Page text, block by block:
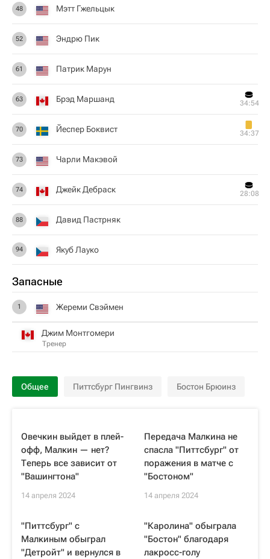
48 Мэтт Гжельцык
52 Эндрю Пик
61 Патрик Марун
63 Брэд Маршанд 34:54
70 Йеспер Боквист 34:37
73 Чарли Макэвой
74 Джейк Дебраск 28:08
88 Давид Пастрняк
94 Якуб Лауко
Запасные
1 Жереми Свэймен
Джим Монтгомери
Тренер
Общее Питтсбург Пингвинз Бостон Брюинз
Овечкин выйдет в плей-
офф, Малкин — нет?
Теперь все зависит от
"Вашингтона"
14 апреля 2024
Передача Малкина не
спасла "Питтсбург" от
поражения в матче с
"Бостоном"
14 апреля 2024
"Питтсбург" с
Малкиным обыграл
"Детройт" и вернулся в
"Каролина" обыграла
"Бостон" благодаря
лакросс-голу